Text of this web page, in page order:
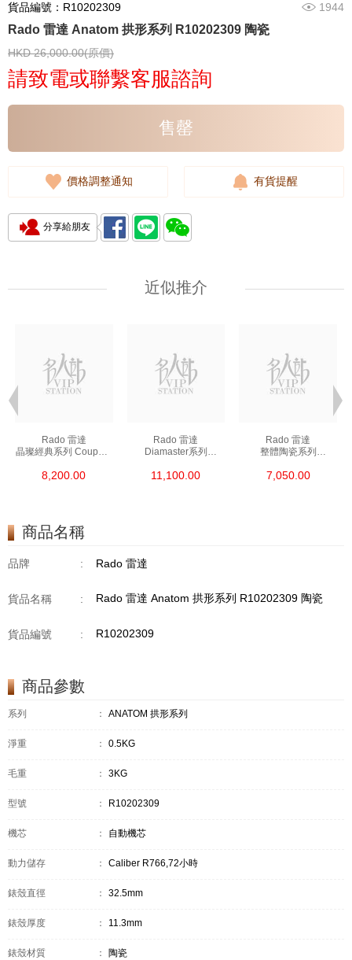
貨品編號：R10202309 1944
Rado 雷達 Anatom 拱形系列 R10202309 陶瓷
HKD 26,000.00(原價)
請致電或聯繫客服諮詢
售罄
價格調整通知 有貨提醒
分享給朋友
近似推介
Rado 雷達
晶璨經典系列 Coupole
精鋼
8,200.00
Rado 雷達
Diamaster系列
11,100.00
Rado 雷達
整體陶瓷系列
陶瓷
7,050.00
商品名稱
品牌 : Rado 雷達
貨品名稱 : Rado 雷達 Anatom 拱形系列 R10202309 陶瓷
貨品編號 : R10202309
商品參數
系列 ： ANATOM 拱形系列
淨重 ： 0.5KG
毛重 ： 3KG
型號 ： R10202309
機芯 ： 自動機芯
動力儲存 ： Caliber R766,72小時
錶殼直徑 ： 32.5mm
錶殼厚度 ： 11.3mm
錶殼材質 ： 陶瓷